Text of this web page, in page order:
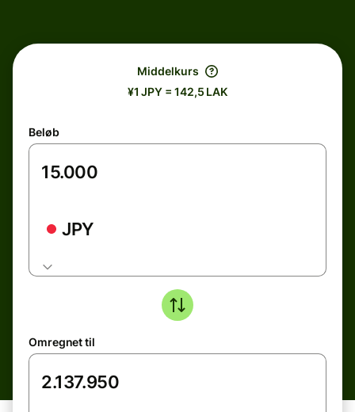
Middelkurs
¥1 JPY = 142,5 LAK
Beløb
JPY
Omregnet til